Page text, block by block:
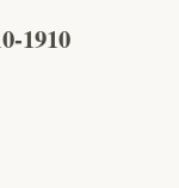
1910